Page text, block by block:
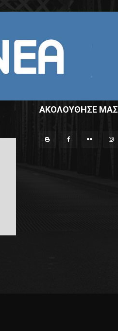
ΑΚΟΛΟΥΘΗΣΕ ΜΑΣ